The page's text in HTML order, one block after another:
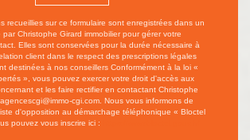
recueillies sur ce formulaire sont enregistrées dans un
par Christophe Girard immobilier pour gérer votre
Elles sont conservées pour la durée nécessaire à
client dans le respect des prescriptions légales
destinées à nos conseillers Conformément à la loi «
», vous pouvez exercer votre droit d'accès aux
et les faire rectifier en contactant Christophe
cgi.com. Nous vous informons de
d'opposition au démarchage téléphonique « Bloctel
pouvez vous inscrire ici :